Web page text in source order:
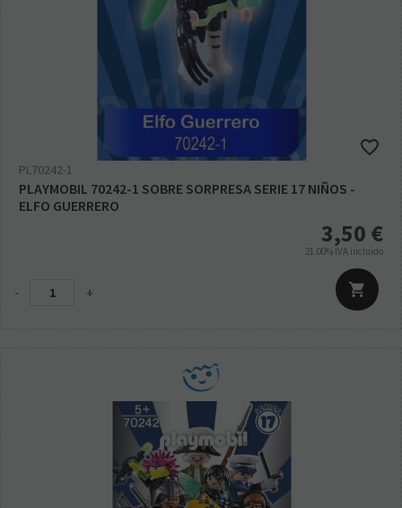
PL70242-1
PLAYMOBIL 70242-1 SOBRE SORPRESA SERIE 17 NIÑOS -
ELFO GUERRERO
3,50 €
21.00% IVA incluido
- +